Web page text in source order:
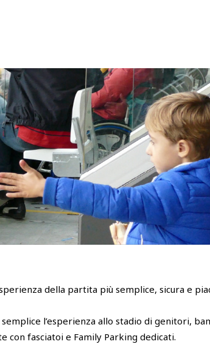
della partita più semplice, sicura e
l’esperienza allo stadio di genitori,
con fasciatoi e Family Parking dedicati.